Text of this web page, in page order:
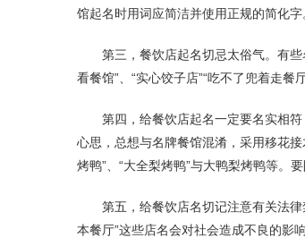
馆起名时用词应简洁并使用正规的简化字
第三，餐饮店起名切忌太俗气。有
看餐馆”、“实心饺子店”“吃不了兜着走餐
第四，给餐饮店起名一定要名实相
心思，总想与名牌餐馆混淆，采用移花
烤鸭”、“大全梨烤鸭”与大鸭梨烤鸭等。
第五，给餐饮店名切记注意有关法
本餐厅”这些店名会对社会造成不良的影